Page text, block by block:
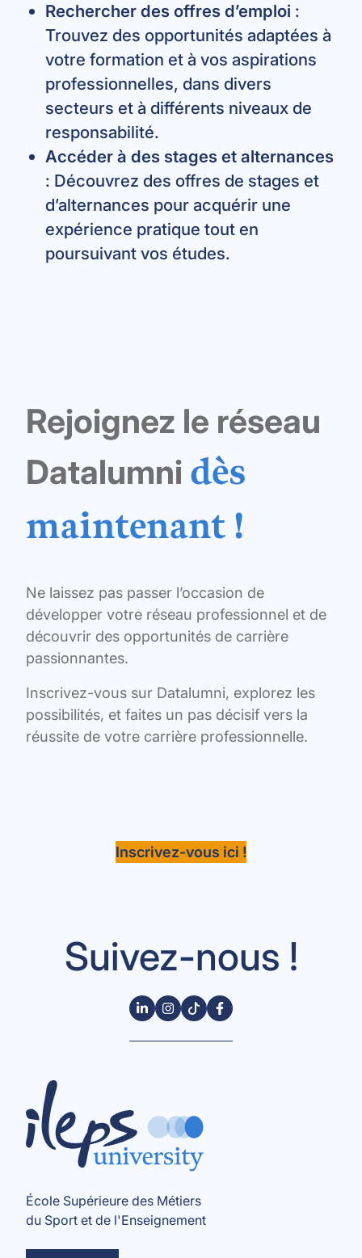
Rechercher des offres d’emploi :
Trouvez des opportunités adaptées à
votre formation et à vos aspirations
professionnelles, dans divers
secteurs et à différents niveaux de
responsabilité.
Accéder à des stages et alternances
: Découvrez des offres de stages et
d’alternances pour acquérir une
expérience pratique tout en
poursuivant vos études.
Rejoignez le réseau
Datalumni dès
maintenant !
Ne laissez pas passer l’occasion de
développer votre réseau professionnel et de
découvrir des opportunités de carrière
passionnantes.
Inscrivez-vous sur Datalumni, explorez les
possibilités, et faites un pas décisif vers la
réussite de votre carrière professionnelle.
Inscrivez-vous ici !
Suivez-nous !
École Supérieure des Métiers
du Sport et de l'Enseignement